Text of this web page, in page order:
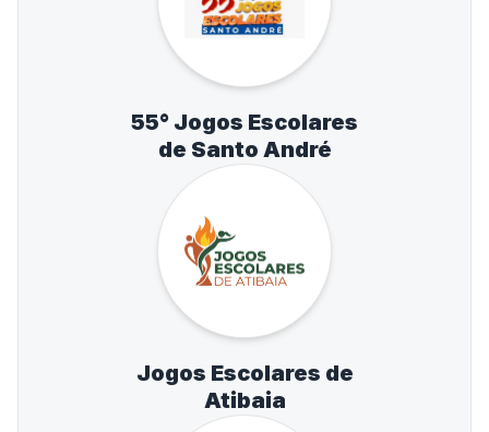
55° Jogos Escolares
de Santo André
Jogos Escolares de
Atibaia